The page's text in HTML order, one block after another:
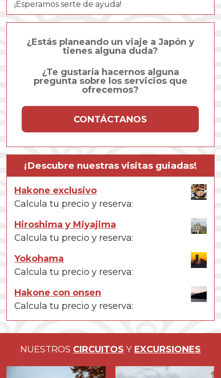
¡Esperamos serte de ayuda!
¿Estás planeando un viaje a Japón y
tienes alguna duda?
¿Te gustaría hacernos alguna
pregunta sobre los servicios que
ofrecemos?
CONTÁCTANOS
¡Descubre nuestras visitas guiadas!
Hakone exclusivo
Calcula tu precio y reserva:
Hiroshima y Miyajima
Calcula tu precio y reserva:
Yokohama
Calcula tu precio y reserva:
Hakone con onsen
Calcula tu precio y reserva:
NUESTROS CIRCUITOS Y EXCURSIONES